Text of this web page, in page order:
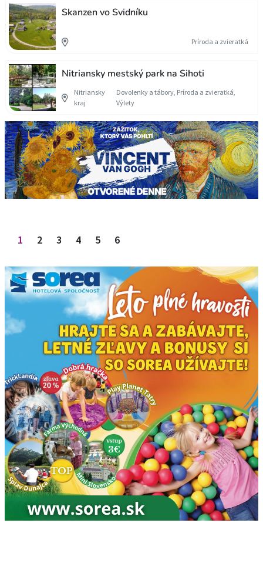
Skanzen vo Svidníku
Príroda a zvieratká
Nitriansky mestský park na Sihoti
Nitriansky
kraj
Dovolenky a tábory, Príroda a zvieratká,
Výlety
1 2 3 4 5 6